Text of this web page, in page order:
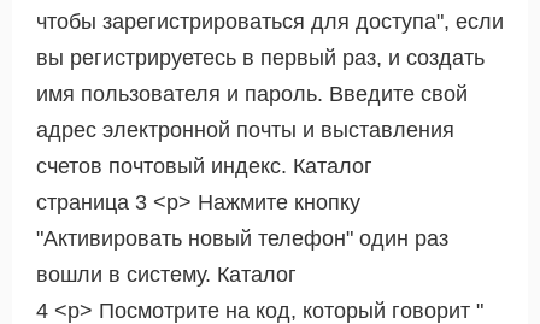
чтобы зарегистрироваться для доступа", если
вы регистрируетесь в первый раз, и создать
имя пользователя и пароль. Введите свой
адрес электронной почты и выставления
счетов почтовый индекс. Каталог
страница 3 <р> Нажмите кнопку
"Активировать новый телефон" один раз
вошли в систему. Каталог
4 <р> Посмотрите на код, который говорит "